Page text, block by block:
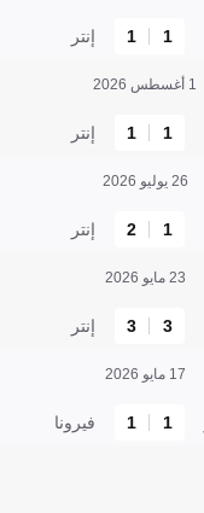
1
1 إنتر
1 أغسطس 2026
1
1 إنتر
26 يوليو 2026
1
2 إنتر
23 مايو 2026
3
3 إنتر
17 مايو 2026
1
1 فيرونا